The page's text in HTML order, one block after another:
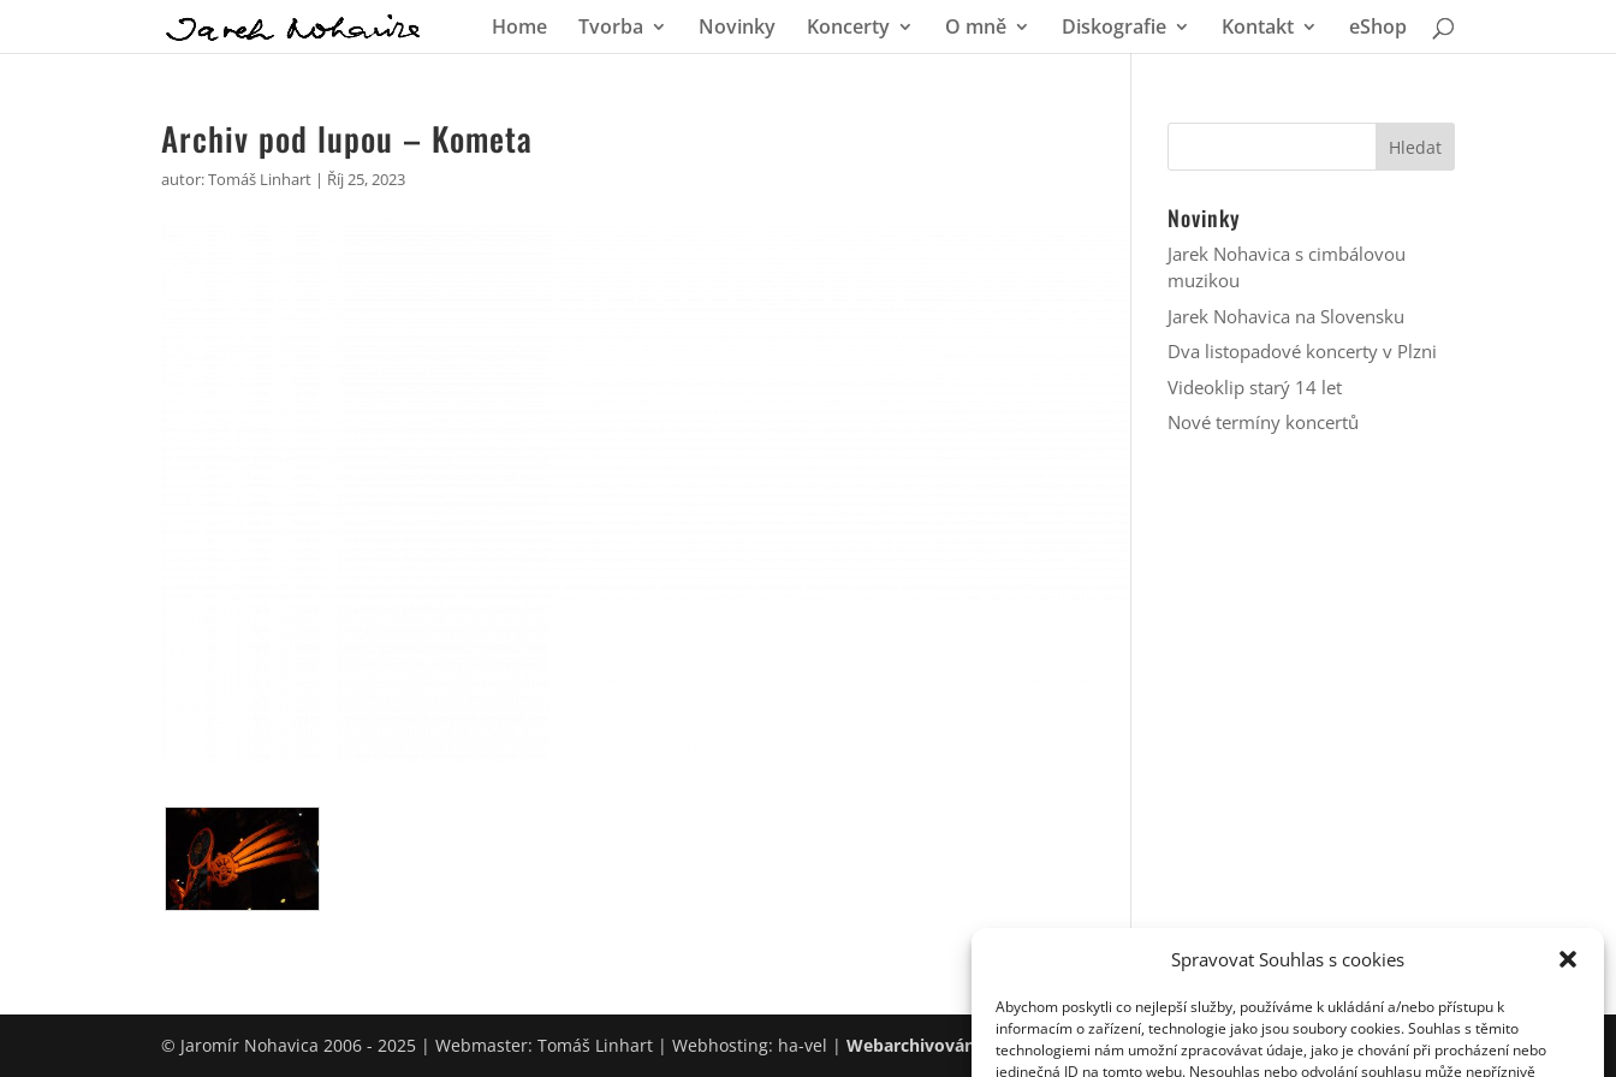
Spravovat Souhlas s cookies
Abychom poskytli co nejlepší služby, používáme k ukládání a/nebo přístupu k
informacím o zařízení, technologie jako jsou soubory cookies. Souhlas s těmito
technologiemi nám umožní zpracovávat údaje, jako je chování při procházení nebo
jedinečná ID na tomto webu. Nesouhlas nebo odvolání souhlasu může nepříznivě
Home Tvorba Novinky Koncerty O mně Diskografie Kontakt eShop
Archiv pod lupou – Kometa
autor:Tomáš Linhart | Říj 25, 2023
Novinky
Jarek Nohavica s cimbálovou
muzikou
Jarek Nohavica na Slovensku
Dva listopadové koncerty v Plzni
Videoklip starý 14 let
Nové termíny koncertů
© Jaromír Nohavica 2006 - 2025 | Webmaster: Tomáš Linhart | Webhosting: ha-vel |Webarchivováno Národní knihovnou ČR